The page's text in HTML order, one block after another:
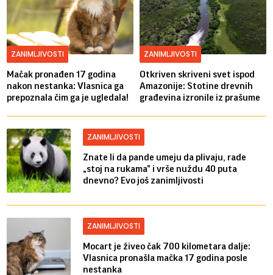
ZANIMLJIVOSTI
Mačak pronađen 17 godina
nakon nestanka: Vlasnica ga
prepoznala čim ga je ugledala!
ZANIMLJIVOSTI
Otkriven skriveni svet ispod
Amazonije: Stotine drevnih
građevina izronile iz prašume
ZANIMLJIVOSTI
Znate li da pande umeju da plivaju, rade
„stoj na rukama” i vrše nuždu 40 puta
dnevno? Evo još zanimljivosti
ZANIMLJIVOSTI
Mocart je živeo čak 700 kilometara dalje:
Vlasnica pronašla mačka 17 godina posle
nestanka